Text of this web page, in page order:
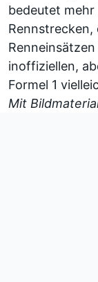
bedeutet mehr
Rennstrecken,
inoffiziellen,
Formel 1
Mit